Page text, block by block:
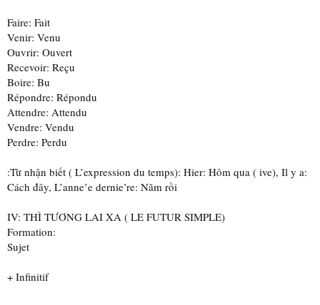
Faire: Fait
Venir: Venu
Ouvrir: Ouvert
Recevoir: Reçu
Boire: Bu
Répondre: Répondu
Attendre: Attendu
Vendre: Vendu
Perdre: Perdu
:Từ nhận biết ( L’expression du temps): Hier: Hôm qua ( ive), Il y a:
Cách đây, L’anne’e dernie’re: Năm rồi
IV: THÌ TƯƠNG LAI XA ( LE FUTUR SIMPLE)
Formation:
Sujet
+ Infinitif